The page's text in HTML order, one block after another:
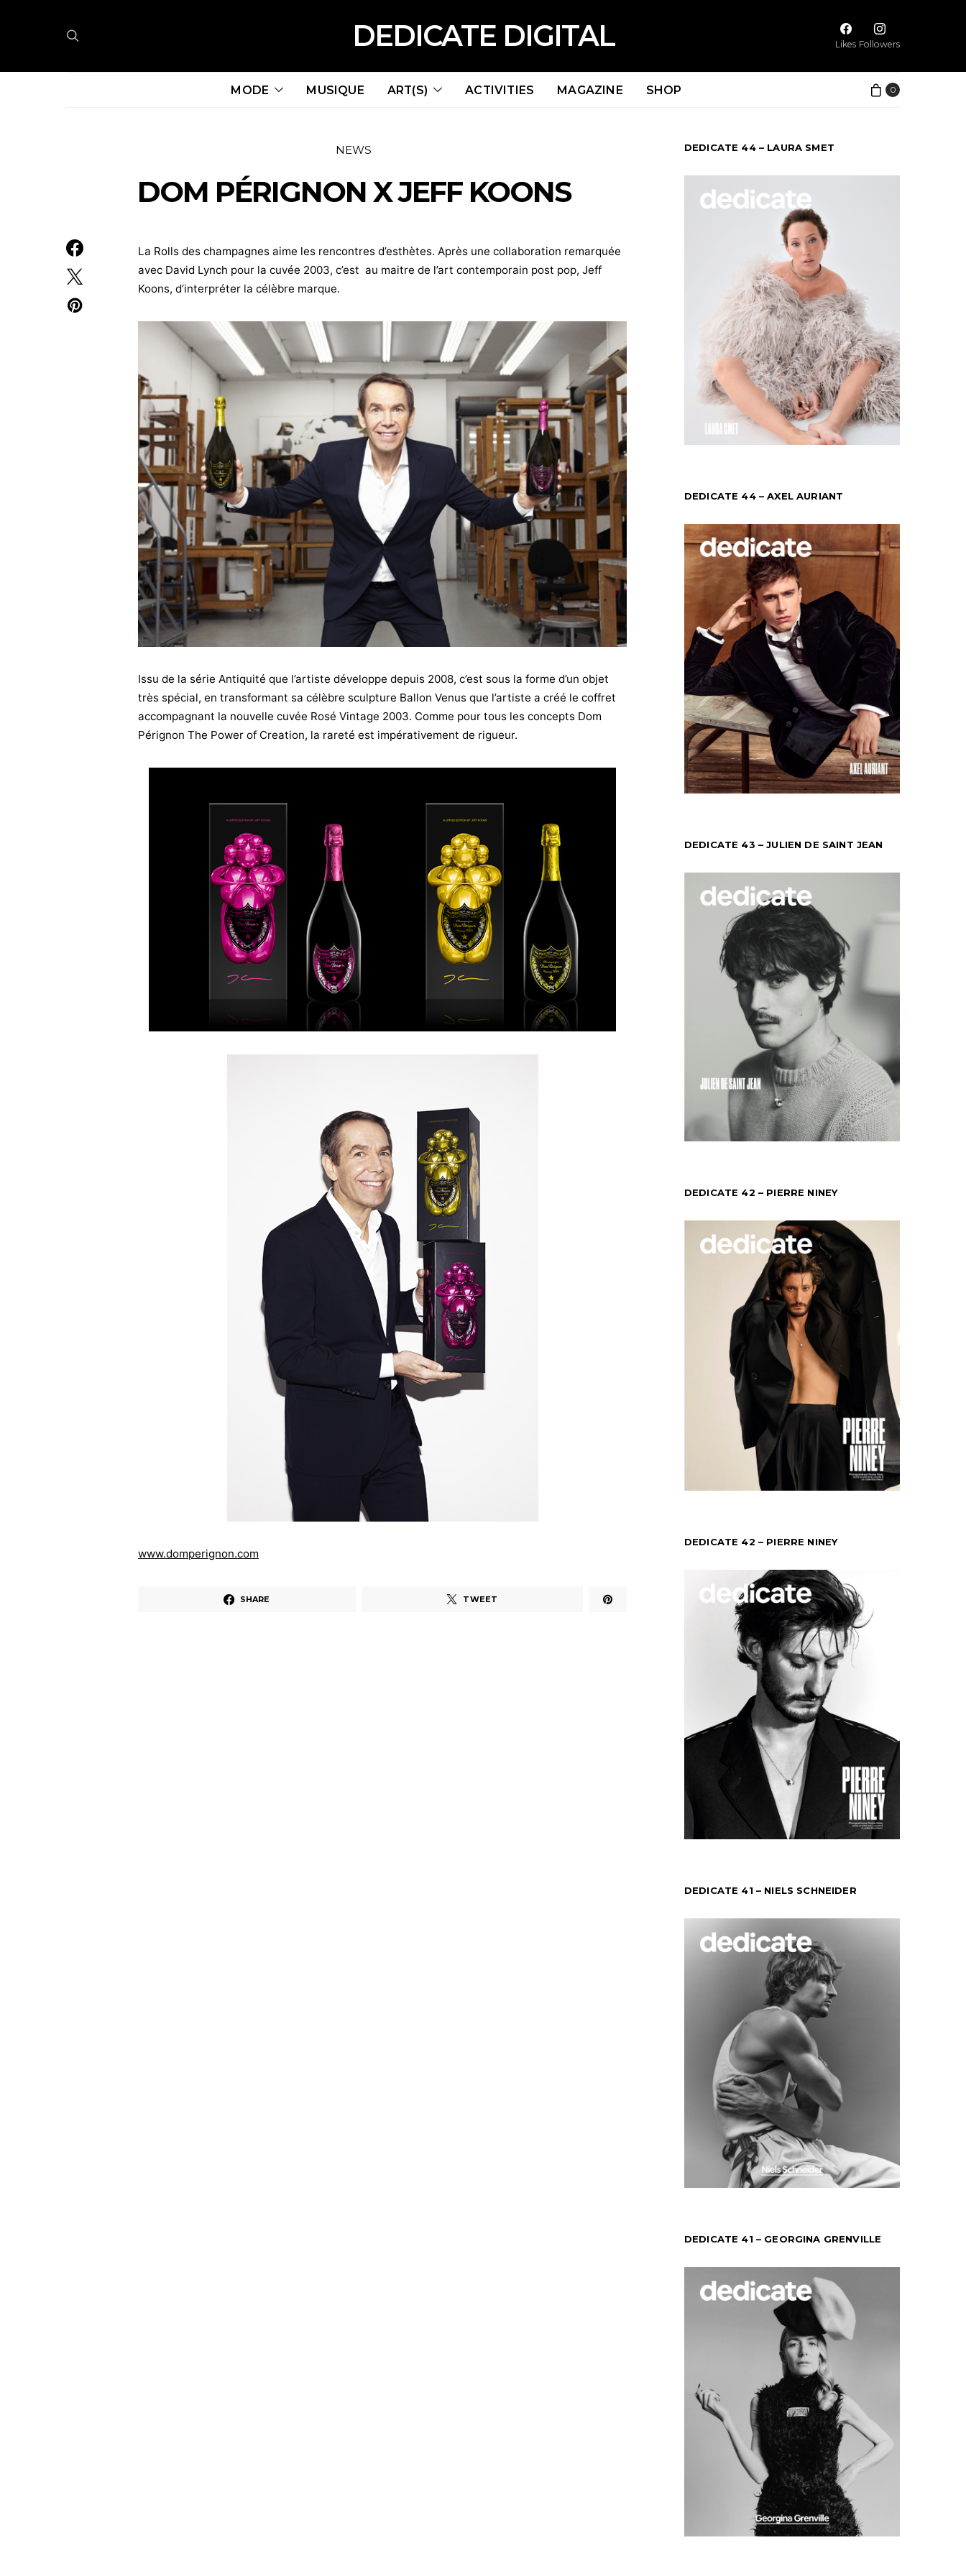
DEDICATE DIGITAL Likes Followers
MODE MUSIQUE ART(S) ACTIVITIES MAGAZINE SHOP 0
NEWS
DOM PÉRIGNON X JEFF KOONS
La Rolls des champagnes aime les rencontres d’esthètes. Après une collaboration remarquée
avec David Lynch pour la cuvée 2003, c’est au maitre de l’art contemporain post pop, Jeff
Koons, d’interpréter la célèbre marque.
Issu de la série Antiquité que l’artiste développe depuis 2008, c’est sous la forme d’un objet
très spécial, en transformant sa célèbre sculpture Ballon Venus que l’artiste a créé le coffret
accompagnant la nouvelle cuvée Rosé Vintage 2003. Comme pour tous les concepts Dom
Pérignon The Power of Creation, la rareté est impérativement de rigueur.
www.domperignon.com
SHARE TWEET
DEDICATE 44 – LAURA SMET
DEDICATE 44 – AXEL AURIANT
DEDICATE 43 – JULIEN DE SAINT JEAN
DEDICATE 42 – PIERRE NINEY
DEDICATE 42 – PIERRE NINEY
DEDICATE 41 – NIELS SCHNEIDER
DEDICATE 41 – GEORGINA GRENVILLE